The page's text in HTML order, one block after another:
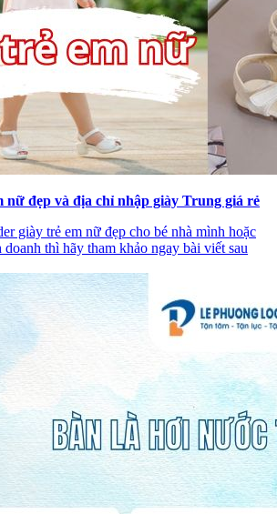
nữ đẹp và địa chỉ nhập giày Trung giá rẻ
giày trẻ em nữ đẹp cho bé nhà mình hoặc
thì hãy tham khảo ngay bài viết sau